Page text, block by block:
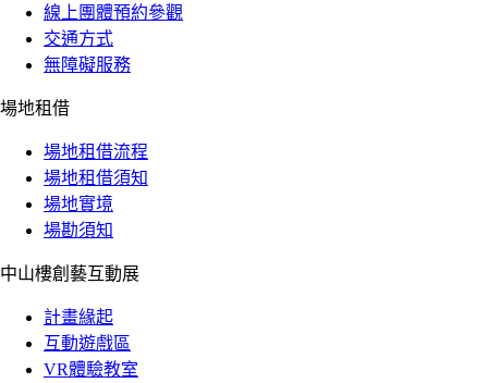
線上團體預約參觀
交通方式
無障礙服務
場地租借
場地租借流程
場地租借須知
場地實境
場勘須知
中山樓創藝互動展
計畫緣起
互動遊戲區
VR體驗教室